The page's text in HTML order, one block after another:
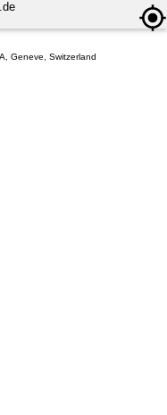
Geneve, Switzerland